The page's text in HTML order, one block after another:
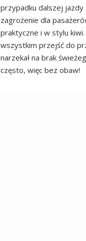
przypadku dalszej jazdy
zagrożenie dla
praktyczne i w stylu kiwi.
wszystkim przejść do
narzekał na brak
często, więc bez obaw!